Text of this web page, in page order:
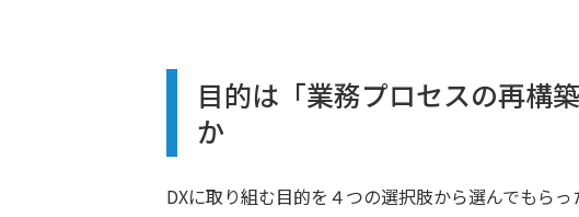
目的は「業務プロセスの再構
か
DXに取り組む目的を４つの選択肢から選んでもら